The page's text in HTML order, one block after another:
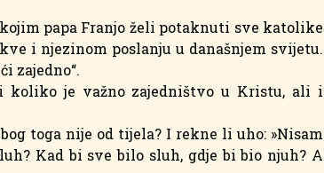
papa Franjo želi potaknuti sve katolike
i njezinom poslanju u današnjem svijetu.
zajedno“.
koliko je važno zajedništvo u Kristu, ali i
toga nije od tijela? I rekne li uho: »Nisam
Kad bi sve bilo sluh, gdje bi bio njuh? A